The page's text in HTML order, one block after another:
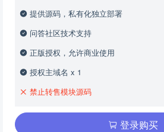
提供源码，私有化独立部署
问答社区技术支持
正版授权，允许商业使用
授权主域名 x 1
禁止转售模块源码
登录购买